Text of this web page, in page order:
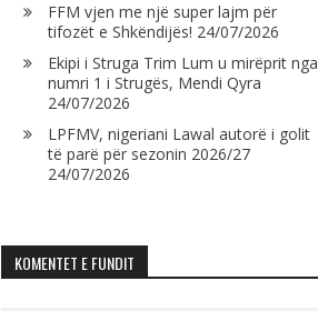
FFM vjen me një super lajm për
tifozët e Shkëndijës! 24/07/2026
Ekipi i Struga Trim Lum u mirëprit nga
numri 1 i Strugës, Mendi Qyra
24/07/2026
LPFMV, nigeriani Lawal autorë i golit
të parë për sezonin 2026/27
24/07/2026
KOMENTET E FUNDIT